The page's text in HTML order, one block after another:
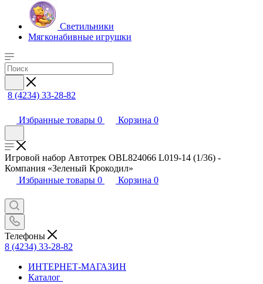
Светильники
Мягконабивные игрушки
8 (4234) 33-28-82
Избранные товары 0 Корзина 0
Игровой набор Автотрек OBL824066 L019-14 (1/36) -
Компания «Зеленый Крокодил»
Избранные товары 0 Корзина 0
Телефоны
8 (4234) 33-28-82
ИНТЕРНЕТ-МАГАЗИН
Каталог